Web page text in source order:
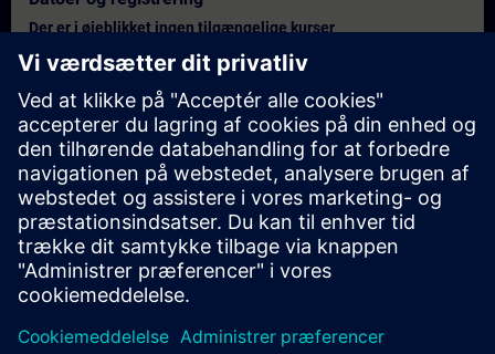
Der er i øjeblikket ingen tilgængelige kurser
Sæt dig selv på forespørgselslisten og modtag en besked, så
snart nye datoer er tilgængelige
Aktiver venteliste
Personligt tilbud
Har du behov for et tilbud på dette kursus? Når du har indtastet
de relevante data, kan vi sende et tilbud til din mailadresse.
Send personligt tilbud